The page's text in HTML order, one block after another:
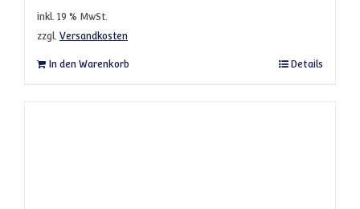
inkl. 19 % MwSt.
zzgl. Versandkosten
In den Warenkorb Details